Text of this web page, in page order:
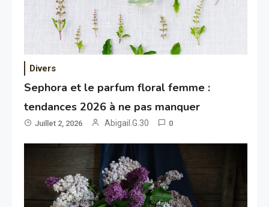
Divers
Sephora et le parfum floral femme :
tendances 2026 à ne pas manquer
Juillet 2, 2026 Abigail.G.30 0